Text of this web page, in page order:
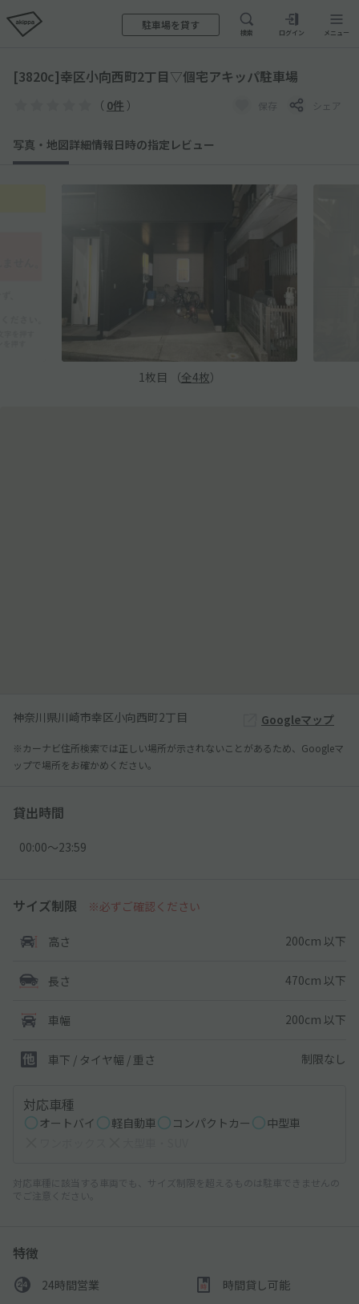
駐車場を貸す
検索 ログイン メニュー
[3820c]幸区小向西町2丁目▽個宅アキッパ駐車場
（ 0件 ） 保存 シェア
写真・地図詳細情報日時の指定 レビュー
1 枚目 （全4枚）
神奈川県川崎市幸区小向西町2丁目 Googleマップ
※カーナビ住所検索では正しい場所が示されないことがあるため、Googleマ
ップで場所をお確かめください。
貸出時間
00:00〜23:59
サイズ制限 ※必ずご確認ください
高さ 200cm 以下
長さ 470cm 以下
車幅 200cm 以下
車下 / タイヤ幅 / 重さ 制限なし
対応車種
オートバイ 軽自動車 コンパクトカー
中型車
対応車種に該当する車両でも、サイズ制限を超えるものは駐車できませんの
でご注意ください。
特徴
24時間営業 時間貸し可能